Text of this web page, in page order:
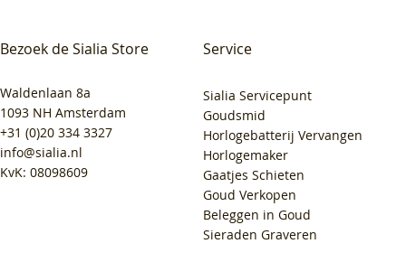
Bezoek de Sialia Store
Waldenlaan 8a
1093 NH Amsterdam
+31 (0)20 334 3327
info@sialia.nl
KvK: 08098609
Service
Sialia Servicepunt
Goudsmid
Horlogebatterij Vervangen
Horlogemaker
Gaatjes Schieten
Goud Verkopen
Beleggen in Goud
Sieraden Graveren